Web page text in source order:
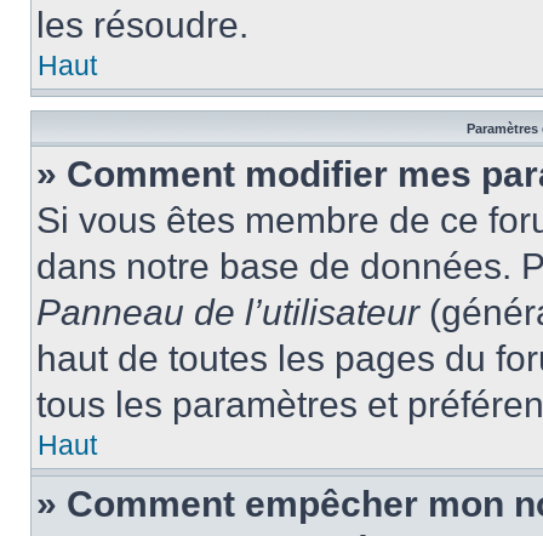
les résoudre.
Haut
Paramètres
» Comment modifier mes
Si vous êtes membre de ce
dans notre base de données.
Panneau de l’utilisateur
haut de toutes les pages du
tous les paramètres et
Haut
» Comment empêcher mon